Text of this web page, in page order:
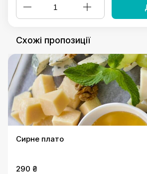
Схожі пропозиції
Сирне плато
290 ₴